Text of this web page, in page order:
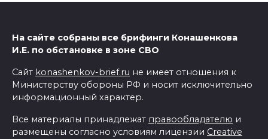
На сайте собраны все брифинги Конашенкова
И.Е. по обстановке в зоне СВО
Сайт konashenkov-brief.ru не имеет отношения к
Министерству обороны РФ и носит исключительно
информационный характер.
Все материалы принадлежат правообладателю и
размещены согласно условиям лицензии Creative